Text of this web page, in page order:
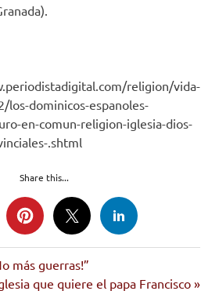
religion/vida-
los-dominicos-espanoles-
en-comun-religion-iglesia-dios-
.shtml
Share this...
más guerras!”
que quiere el papa Francisco